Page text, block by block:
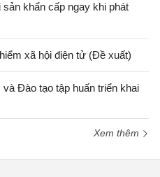
khẩn cấp ngay khi phát
xã hội điện tử (Đề xuất)
Đào tạo tập huấn triển khai
Xem thêm